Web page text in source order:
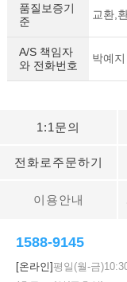
세요!
품질보증기
준
교환,
A/S 책임자
와 전화번호
박예
1:1문의
전화로주문하기
이용안내
1588-9145
[온라인]평일(월-금)